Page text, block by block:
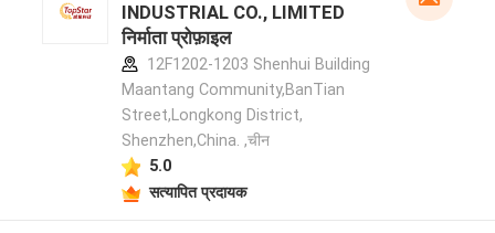
INDUSTRIAL CO., LIMITED
निर्माता प्रोफ़ाइल
12F1202-1203 Shenhui Building
Maantang Community,BanTian
Street,Longkong District,
Shenzhen,China. ,चीन
5.0
सत्यापित प्रदायक